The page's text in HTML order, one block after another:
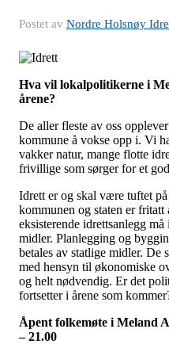
Postet av Nordre Holsnøy
Hva vil lokalpolitikerne i
årene?
De aller fleste av oss
kommune å vokse opp i. Vi
vakker natur, mange flotte
frivillige som sørger for et
Idrett er og skal være tuftet
kommunen og staten er
eksisterende idrettsanlegg
midler. Planlegging og
betales av statlige midler. De
med hensyn til økonomiske
og helt nødvendig. Er det
fortsetter i årene som
Åpent folkemøte i Meland
– 21.00